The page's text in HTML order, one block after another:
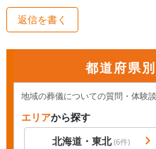
返信を書く
都道府県
地域の葬儀についての質問・体験
エリアから探す
北海道・東北(6件)